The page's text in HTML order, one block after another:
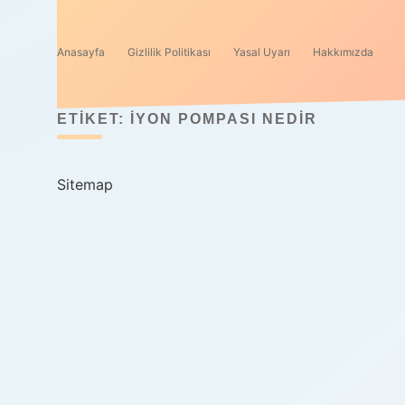
Anasayfa Gizlilik Politikası Yasal Uyarı Hakkımızda
ETIKET: İYON POMPASI NEDIR
Sitemap